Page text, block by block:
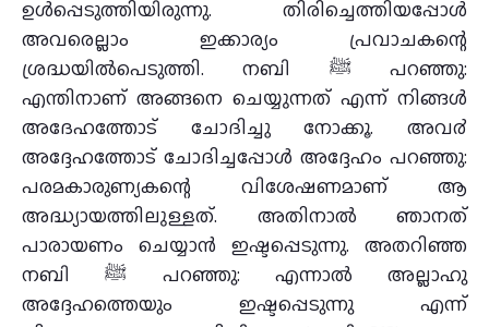
ഉൾപ്പെടുത്തിയിരുന്നു. തിരിച്ചെത്തിയപ്പോൾ
അവരെല്ലാം ഇക്കാര്യം പ്രവാചകന്റെ
ശ്രദ്ധയിൽപെടുത്തി. നബി ﷺ പറഞ്ഞു:
എന്തിനാണ് അങ്ങനെ ചെയ്യുന്നത് എന്ന് നിങ്ങൾ
അദേഹത്തോട് ചോദിച്ചു നോക്കൂ. അവ൪
അദ്ദേഹത്തോട് ചോദിച്ചപ്പോൾ അദ്ദേഹം പറഞ്ഞു:
പരമകാരുണ്യകന്റെ വിശേഷണമാണ് ആ
അദ്ധ്യായത്തിലുള്ളത്. അതിനാൽ ഞാനത്
പാരായണം ചെയ്യാൻ ഇഷ്ടപ്പെടുന്നു. അതറിഞ്ഞ
നബി ﷺ പറഞ്ഞു: എന്നാൽ അല്ലാഹു
അദ്ദേഹത്തെയും ഇഷ്ടപ്പെടുന്നു എന്ന്